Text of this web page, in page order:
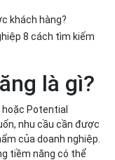
khách hàng?
8 cách tìm kiếm
là gì?
Potential
nhu cầu cần được
của doanh nghiệp.
tiềm năng có thể